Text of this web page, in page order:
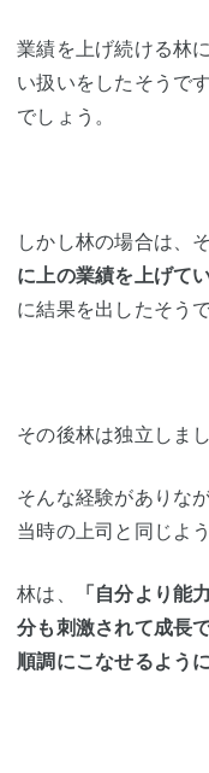
業績を上げ続ける林
い扱いをしたそうで
でしょう。
しかし林の場合は、
に上の業績を上げて
に結果を出したそうで
その後林は独立しま
そんな経験がありな
当時の上司と同じよ
林は、
「自分より能
分も刺激されて成長
順調にこなせるように